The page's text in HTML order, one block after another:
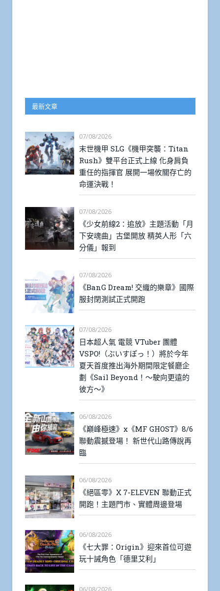
最新文章
07/08/2026
末世機甲 SLG《機甲突襲：Titan
Rush》雙平台正式上線 化身肩負
重任的指揮官 展開一場攸關存亡的
命運決戰！
07/08/2026
《少女前線2：追放》主題活動「月
下安魂曲」古堡開放 精英人形「六
分儀」報到
07/08/2026
《BanG Dream! 交織的樂章》國際
服封閉測試正式開跑
07/08/2026
日本超人氣 電競 VTuber 團體
VSPO!（ぶいすぽっ！）將於今年
夏天首度推出海外期間限定餐廳企
劃《Sail Beyond！～駛向更遠的
彼方～》
06/08/2026
《巔峰極速》x《MF GHOST》8/6
聯動震撼登場！ 新世代山路傳說再
臨
06/08/2026
《絕區零》X 7-ELEVEN 聯動正式
開跑！主題門市、實體周邊登場
06/08/2026
《七大罪：Origin》迎來首位可遊
玩十誡角色「德里艾利」